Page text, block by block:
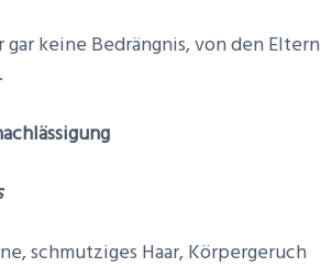
keine Bedrängnis, von den Eltern
schmutziges Haar, Körpergeruch